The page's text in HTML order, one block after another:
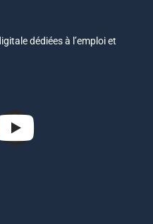
dédiées à l’emploi et